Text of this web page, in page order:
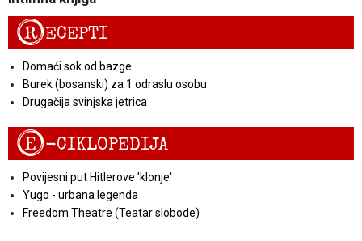
RECEPTI
Domaći sok od bazge
Burek (bosanski) za 1 odraslu osobu
Drugačija svinjska jetrica
E-CIKLOPEDIJA
Povijesni put Hitlerove 'klonje'
Yugo - urbana legenda
Freedom Theatre (Teatar slobode)